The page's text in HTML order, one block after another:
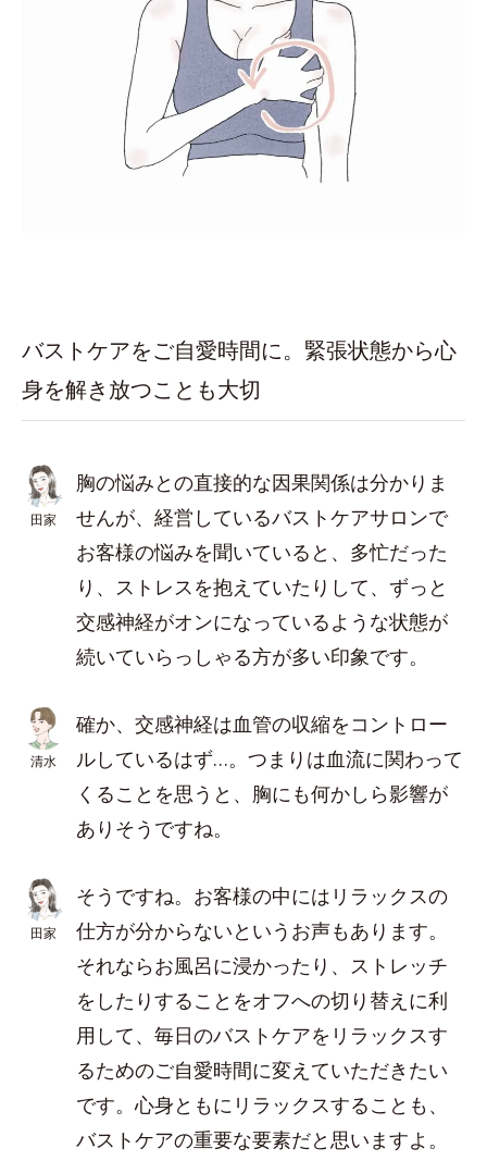
バストケアをご自愛時間に。緊張状態から心
身を解き放つことも大切
田家
胸の悩みとの直接的な因果関係は分かりま
せんが、経営しているバストケアサロンで
お客様の悩みを聞いていると、多忙だった
り、ストレスを抱えていたりして、ずっと
交感神経がオンになっているような状態が
続いていらっしゃる方が多い印象です。
清水
確か、交感神経は血管の収縮をコントロー
ルしているはず…。つまりは血流に関わって
くることを思うと、胸にも何かしら影響が
ありそうですね。
田家
そうですね。お客様の中にはリラックスの
仕方が分からないというお声もあります。
それならお風呂に浸かったり、ストレッチ
をしたりすることをオフへの切り替えに利
用して、毎日のバストケアをリラックスす
るためのご自愛時間に変えていただきたい
です。心身ともにリラックスすることも、
バストケアの重要な要素だと思いますよ。